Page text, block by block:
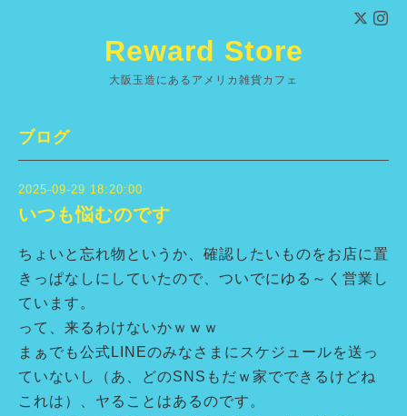
Reward Store
大阪玉造にあるアメリカ雑貨カフェ
ブログ
2025-09-29 18:20:00
いつも悩むのです
ちょいと忘れ物というか、確認したいものをお店に置
きっぱなしにしていたので、ついでにゆる～く営業し
ています。
って、来るわけないかｗｗｗ
まぁでも公式LINEのみなさまにスケジュールを送っ
ていないし（あ、どのSNSもだｗ家でできるけどね
これは）、ヤることはあるのです。